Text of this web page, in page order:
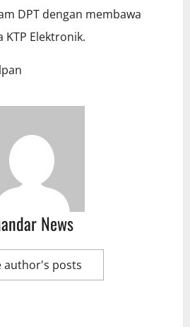
DPT dengan membawa
Elektronik.
News
author's posts